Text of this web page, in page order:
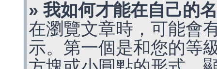
» 我如何才能在自己的
在瀏覽文章時，可能會
示。第一個是和您的等